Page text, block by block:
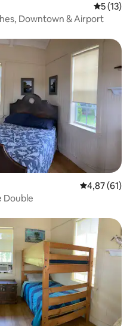
5 av 5 i
5 (13)
Downtown & Airport
4,87 av 5 i
4,87 (61)
Double